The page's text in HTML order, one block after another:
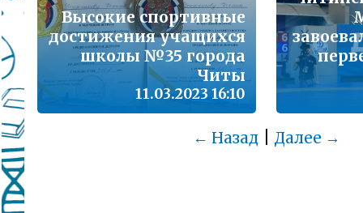
Высокие спортивные
достижения учащихся
школы №35 города
Читы
11.03.2023 16:10
← Назад| Далее →